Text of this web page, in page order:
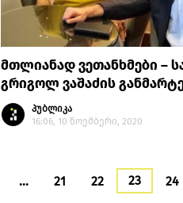
მთლიანად ვეთანხმები –
გრიგოლ ვაშაძის
პუბლიკა
16:06, 10 ნოემბერი, 2020
… 21 22 23 24